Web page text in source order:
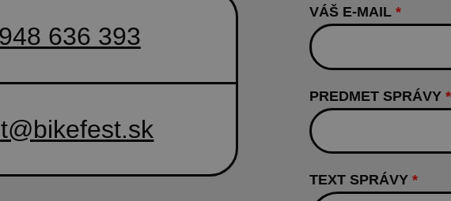
636 393
VÁŠ E-MAIL *
PREDMET SPRÁVY *
TEXT SPRÁVY *